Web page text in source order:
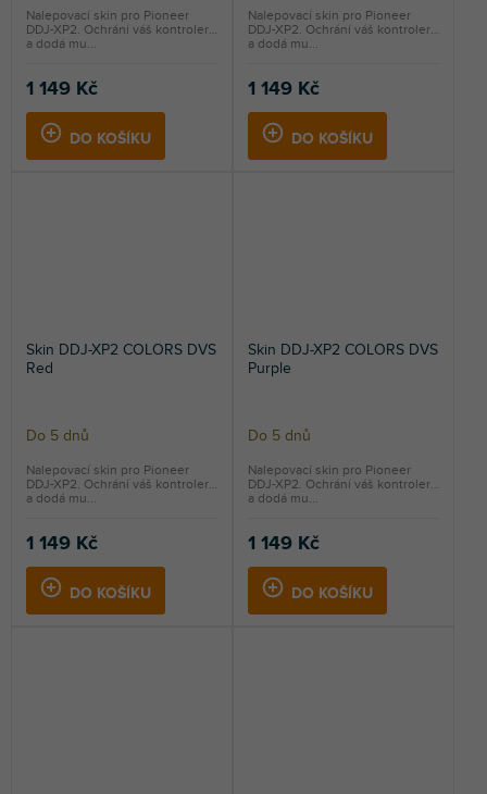
1 149 Kč
DO KOŠÍKU
Nalepovací skin pro Pioneer
DDJ-XP2. Ochrání váš kontroler
a dodá mu...
1 149 Kč
DO KOŠÍKU
Nalepovací skin pro Pioneer
DDJ-XP2. Ochrání váš kontroler
a dodá mu...
Skin DDJ-XP2 COLORS DVS
Red
Do 5 dnů
1 149 Kč
DO KOŠÍKU
Nalepovací skin pro Pioneer
DDJ-XP2. Ochrání váš kontroler
a dodá mu...
Skin DDJ-XP2 COLORS DVS
Purple
Do 5 dnů
1 149 Kč
DO KOŠÍKU
Nalepovací skin pro Pioneer
DDJ-XP2. Ochrání váš kontroler
a dodá mu...